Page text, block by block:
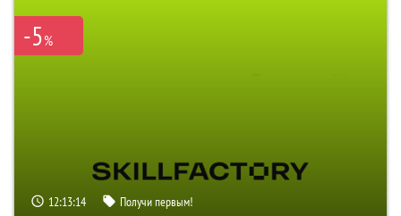
-5%
12:13:13 Получи первым!